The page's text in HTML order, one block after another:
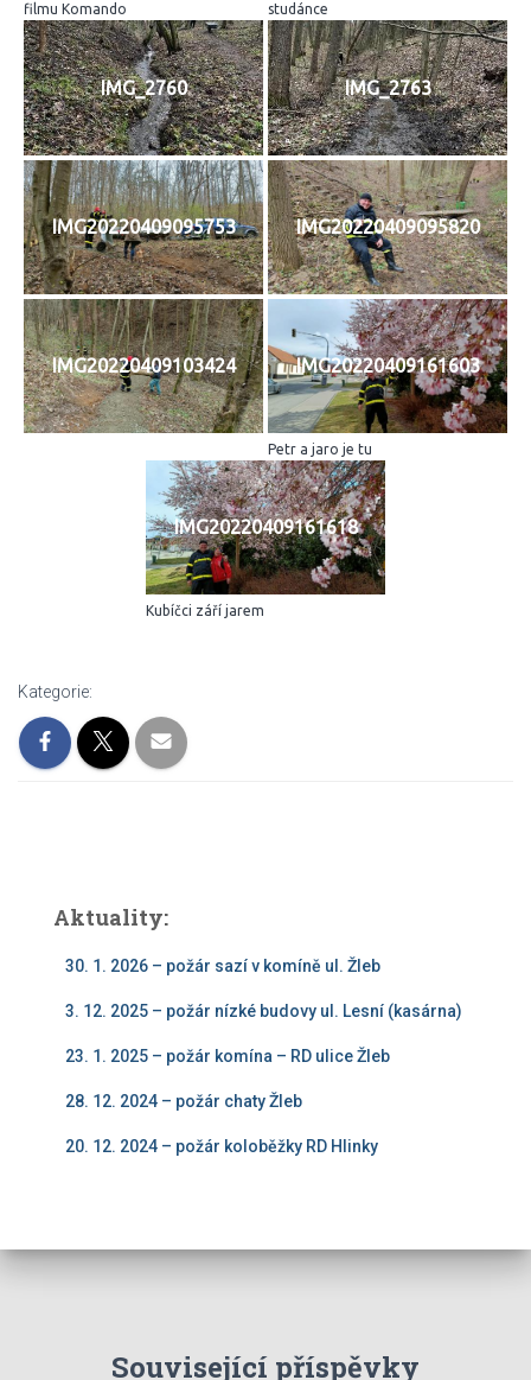
filmu Komando
studánce
IMG_2760 IMG_2763
IMG20220409095753 IMG20220409095820
IMG20220409103424 IMG20220409161603
Petr a jaro je tu
IMG20220409161618
Kubíčci září jarem
Kategorie:
Aktuality:
30. 1. 2026 – požár sazí v komíně ul. Žleb
3. 12. 2025 – požár nízké budovy ul. Lesní (kasárna)
23. 1. 2025 – požár komína – RD ulice Žleb
28. 12. 2024 – požár chaty Žleb
20. 12. 2024 – požár koloběžky RD Hlinky
Související příspěvky